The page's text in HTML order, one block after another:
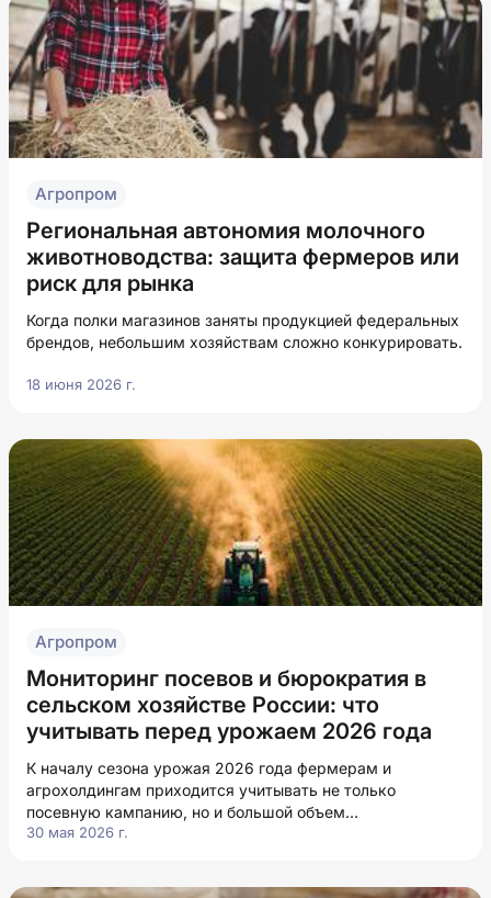
Агропром
Региональная автономия молочного
животноводства: защита фермеров или
риск для рынка
Когда полки магазинов заняты продукцией федеральных
брендов, небольшим хозяйствам сложно конкурировать.
18 июня 2026 г.
Агропром
Мониторинг посевов и бюрократия в
сельском хозяйстве России: что
учитывать перед урожаем 2026 года
К началу сезона урожая 2026 года фермерам и
агрохолдингам приходится учитывать не только
посевную кампанию, но и большой объем
административных и цифровых требований
30 мая 2026 г.